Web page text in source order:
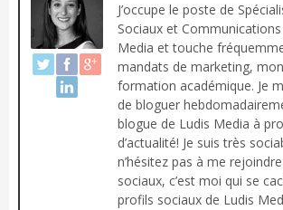
J’occupe le poste de
Sociaux et
Media et touche
mandats de marketing,
formation académique. Je
de bloguer
blogue de Ludis Media à
d’actualité! Je suis très
n’hésitez pas à me
sociaux, c’est moi qui se
profils sociaux de Ludis